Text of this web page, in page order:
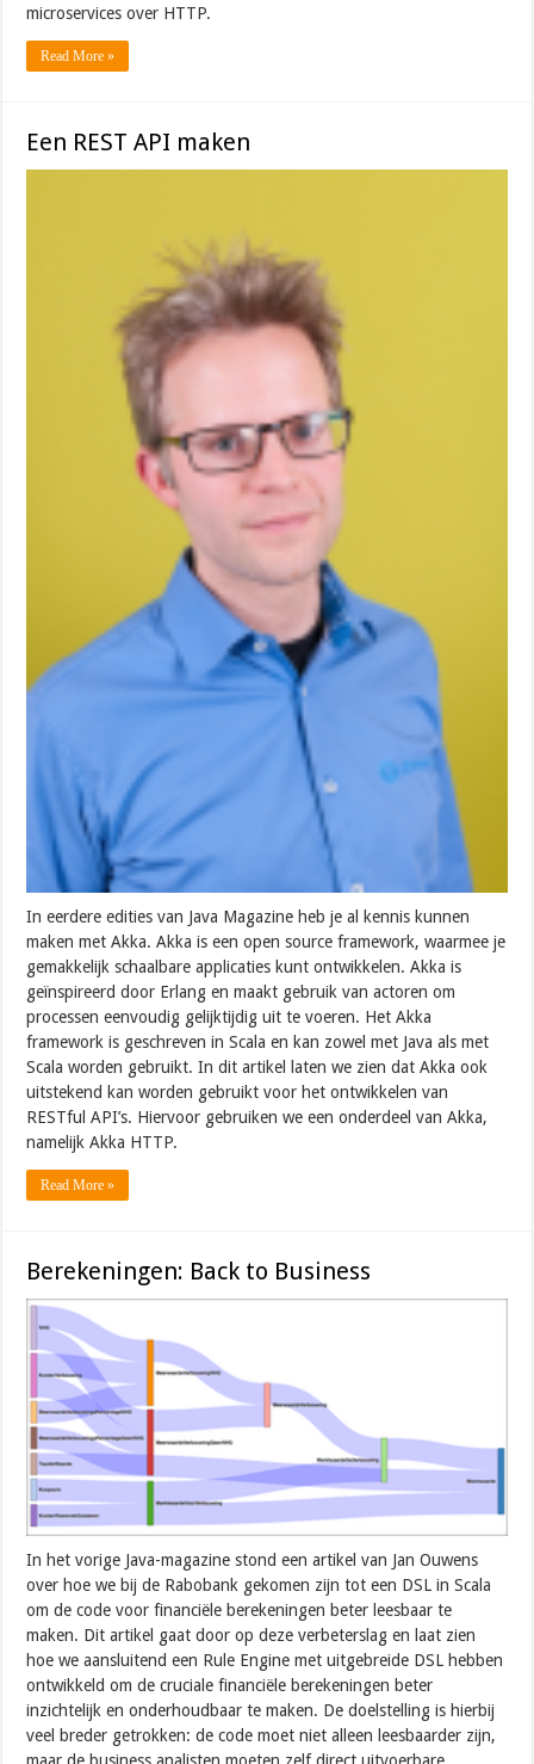
microservices over HTTP.
Read More »
Een REST API maken
In eerdere edities van Java Magazine heb je al kennis kunnen
maken met Akka. Akka is een open source framework, waarmee je
gemakkelijk schaalbare applicaties kunt ontwikkelen. Akka is
geïnspireerd door Erlang en maakt gebruik van actoren om
processen eenvoudig gelijktijdig uit te voeren. Het Akka
framework is geschreven in Scala en kan zowel met Java als met
Scala worden gebruikt. In dit artikel laten we zien dat Akka ook
uitstekend kan worden gebruikt voor het ontwikkelen van
RESTful API’s. Hiervoor gebruiken we een onderdeel van Akka,
namelijk Akka HTTP.
Read More »
Berekeningen: Back to Business
In het vorige Java-magazine stond een artikel van Jan Ouwens
over hoe we bij de Rabobank gekomen zijn tot een DSL in Scala
om de code voor financiële berekeningen beter leesbaar te
maken. Dit artikel gaat door op deze verbeterslag en laat zien
hoe we aansluitend een Rule Engine met uitgebreide DSL hebben
ontwikkeld om de cruciale financiële berekeningen beter
inzichtelijk en onderhoudbaar te maken. De doelstelling is hierbij
veel breder getrokken: de code moet niet alleen leesbaarder zijn,
maar de business analisten moeten zelf direct uitvoerbare